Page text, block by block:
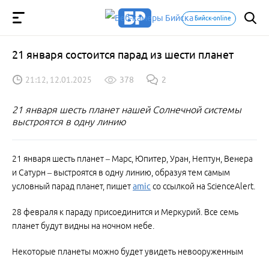
Бийск-online
21 января состоится парад из шести планет
21:12, 12.01.2025 378 2
21 января шесть планет нашей Солнечной системы
выстроятся в одну линию
21 января шесть планет – Марс, Юпитер, Уран, Нептун, Венера
и Сатурн – выстроятся в одну линию, образуя тем самым
условный парад планет, пишетamic со ссылкой на ScienceAlert.
28 февраля к параду присоединится и Меркурий. Все семь
планет будут видны на ночном небе.
Некоторые планеты можно будет увидеть невооруженным